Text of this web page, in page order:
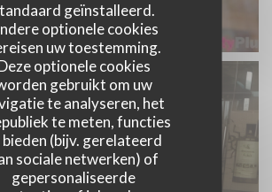
geïnstalleerd.
optionele cookies
uw toestemming.
optionele cookies
gebruikt om uw
te analyseren, het
te meten, functies
(bijv. gerelateerd
sociale netwerken) of
gepersonaliseerde